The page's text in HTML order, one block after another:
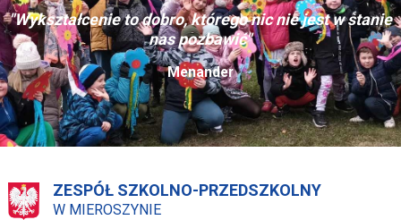
"Wykształcenie to dobro, którego nic nie jest w stanie
nas pozbawić"
Menander
ZESPÓŁ SZKOLNO-PRZEDSZKOLNY
W MIEROSZYNIE